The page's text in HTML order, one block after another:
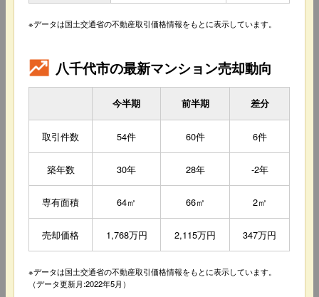
※データは国土交通省の不動産取引価格情報をもとに表示しています。
八千代市の最新マンション売却動向
今半期 前半期 差分
取引件数 54件 60件 6件
築年数 30年 28年 -2年
専有面積 64㎡ 66㎡ 2㎡
売却価格 1,768万円 2,115万円 347万円
※データは国土交通省の不動産取引価格情報をもとに表示しています。
（データ更新月:2022年5月）